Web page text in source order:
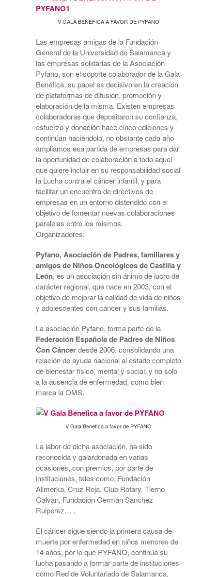
V GALA BENÉFICA A FAVOR DE PYFANO
Las empresas amigas de la Fundación
General de la Universidad de Salamanca y
las empresas solidarias de la Asociación
Pyfano, son el soporte colaborador de la Gala
Benéfica, su papel es decisivo en la creación
de plataformas de difusión, promoción y
elaboración de la misma. Existen empresas
colaboradoras que depositaron su confianza,
esfuerzo y donación hace cinco ediciones y
continúan haciéndolo, no obstante cada año
ampliamos esa partida de empresas para dar
la oportunidad de colaboración a todo aquel
que quiere incluir en su responsabilidad social
la Lucha contra el cáncer infantil, y para
facilitar un encuentro de directivos de
empresas en un entorno distendido con el
objetivo de fomentar nuevas colaboraciones
paralelas entre los mismos.
Organizadores:
Pyfano, Asociación de Padres, familiares y
amigos de Niños Oncológicos de Castilla y
León, es un asociación sin ánimo de lucro de
carácter regional, que nace en 2003, con el
objetivo de mejorar la calidad de vida de niños
y adolescentes con cáncer y sus familias.
La asociación Pyfano, forma parte de la
Federación Española de Padres de Niños
Con Cáncerdesde 2006, consolidando una
relación de ayuda nacional al estado completo
de bienestar físico, mental y social, y no solo
a la ausencia de enfermedad, como bien
marca la OMS.
V Gala Benefica a favor de PYFANO
La labor de dicha asociación, ha sido
reconocida y galardonada en varias
ocasiones, con premios, por parte de
instituciones, tales como, Fundación
Alimerka, Cruz Roja, Club Rotary, Tierno
Galvan, Fundación Germán Sanchez
Ruiperez… .
El cáncer sigue siendo la primera causa de
muerte por enfermedad en niños menores de
14 años, por lo que PYFANO, continúa su
lucha pasando a formar parte de instituciones
como Red de Voluntariado de Salamanca,